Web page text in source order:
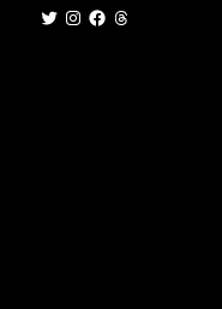
TwitterInstagram
Facebook
Threads